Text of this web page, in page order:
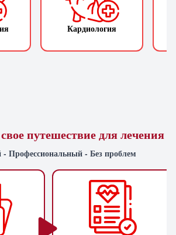
Кардиология
путешествие для лечения
Профессиональный - Без проблем